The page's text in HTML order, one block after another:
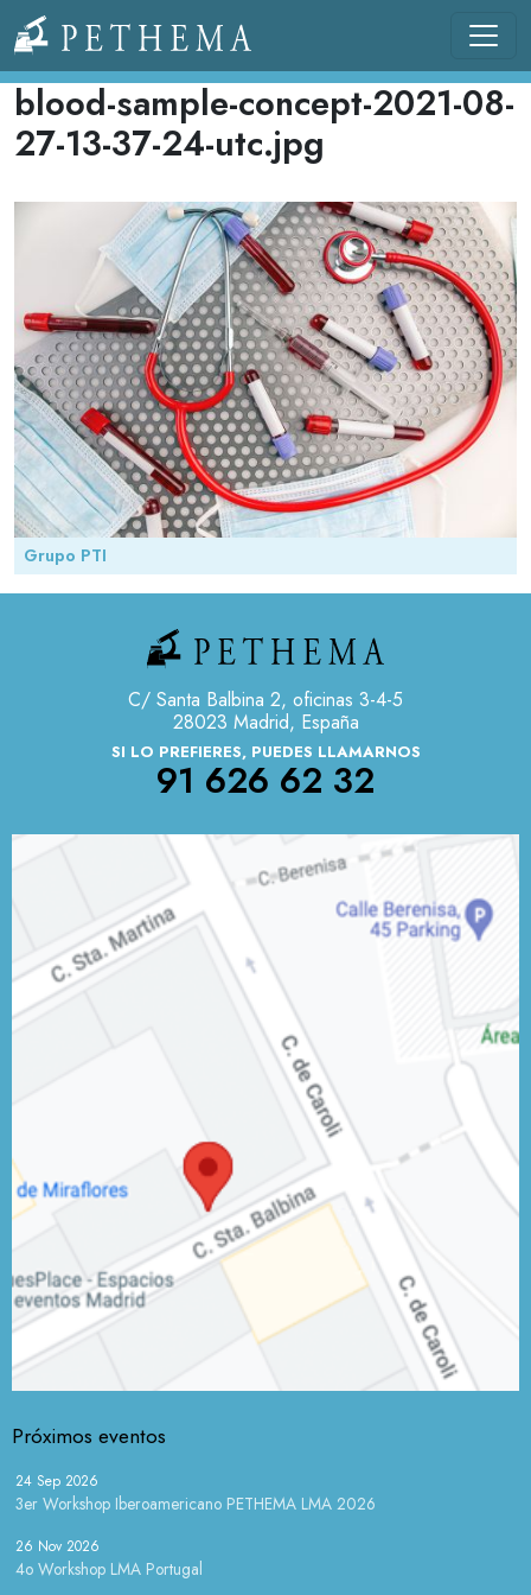
Llevamos la investigación en la sangre.
blood-sample-concept-2021-08-
27-13-37-24-utc.jpg
Grupo PTI
C/ Santa Balbina 2, oficinas 3-4-5
28023 Madrid, España
SI LO PREFIERES, PUEDES LLAMARNOS
91 626 62 32
Próximos eventos
24 Sep 2026
3er Workshop Iberoamericano PETHEMA LMA 2026
26 Nov 2026
4o Workshop LMA Portugal